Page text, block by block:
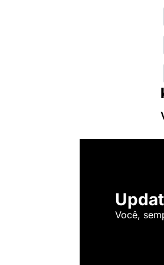
Você,